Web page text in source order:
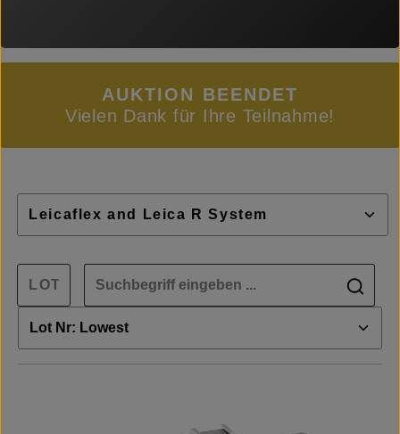
AUKTION BEENDET
Vielen Dank für Ihre Teilnahme!